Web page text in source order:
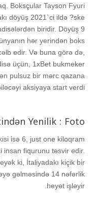
Boksçular Tayson Fyuri
döyüş 2021`ci ildə ?ske
biridir. Döyüş 9
hər yerindən boks
edir. Və buna görə də,
üçün, 1xBet bukmeker
pulsuz bir mərc qazana
aksiyaya start verdi.
Yenilik : Foto
isə 6, just one kiloqram
insan fiqurunu təsvir edir.
ki, İtaliyadakı kiçik bir
gəlməsində 14 nəfərlik
heyət işləyir.